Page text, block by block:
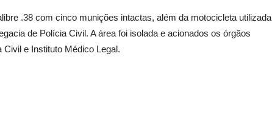
.38 com cinco munições intactas, além da motocicleta utilizada
de Polícia Civil. A área foi isolada e acionados os órgãos
e Instituto Médico Legal.